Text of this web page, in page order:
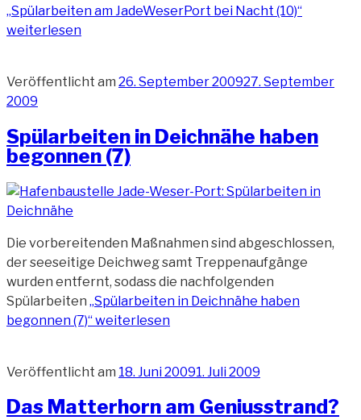
„Spülarbeiten am JadeWeserPort bei Nacht (10)“
weiterlesen
Veröffentlicht am 26. September 200927. September
2009
Spülarbeiten in Deichnähe haben
begonnen (7)
Die vorbereitenden Maßnahmen sind abgeschlossen,
der seeseitige Deichweg samt Treppenaufgänge
wurden entfernt, sodass die nachfolgenden
Spülarbeiten „Spülarbeiten in Deichnähe haben
begonnen (7)“weiterlesen
Veröffentlicht am 18. Juni 20091. Juli 2009
Das Matterhorn am Geniusstrand?